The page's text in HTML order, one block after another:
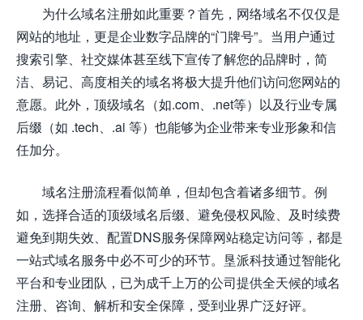
为什么域名注册如此重要？首先，网络域名不仅仅是
网站的地址，更是企业数字品牌的“门牌号”。当用户通过
搜索引擎、社交媒体甚至线下宣传了解您的品牌时，简
洁、易记、高度相关的域名将极大提升他们访问您网站的
意愿。此外，顶级域名（如.com、.net等）以及行业专属
后缀（如 .tech、.ai 等）也能够为企业带来专业形象和信
任加分。
域名注册流程看似简单，但却包含着诸多细节。例
如，选择合适的顶级域名后缀、避免侵权风险、及时续费
避免到期失效、配置DNS服务保障网站稳定访问等，都是
一站式域名服务中必不可少的环节。垦派科技通过智能化
平台和专业团队，已为成千上万的公司提供全天候的域名
注册、咨询、解析和安全保障，受到业界广泛好评。